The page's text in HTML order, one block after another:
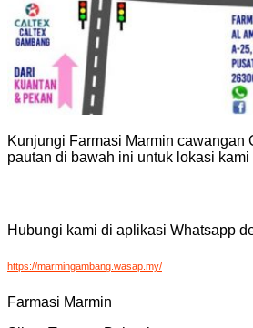
Kunjungi Farmasi Marmin cawangan
pautan di bawah ini untuk lokasi kami
Hubungi kami di aplikasi Whatsapp
https://marmingambang.wasap.my/
Farmasi Marmin